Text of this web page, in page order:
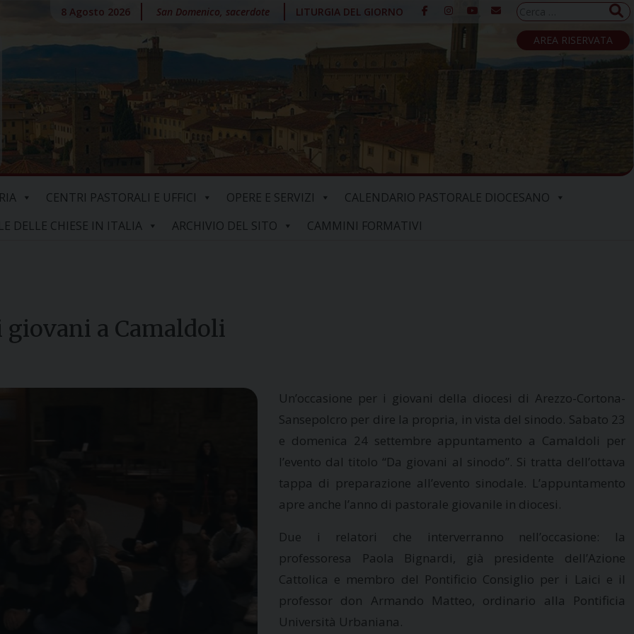
8 Agosto 2026 San Domenico, sacerdote LITURGIA DEL GIORNO
Ricerca
per:
AREA RISERVATA
CENTRI PASTORALI E UFFICI OPERE E SERVIZI
CALENDARIO PASTORALE DIOCESANO
DELLE CHIESE IN ITALIA
ARCHIVIO DEL SITO CAMMINI FORMATIVI
giovani a Camaldoli
Un’occasione per i giovani della diocesi di Arezzo-Cortona-
Sansepolcro per dire la propria, in vista del sinodo. Sabato 23
e domenica 24 settembre appuntamento a Camaldoli per
l’evento dal titolo “Da giovani al sinodo”. Si tratta dell’ottava
tappa di preparazione all’evento sinodale. L’appuntamento
apre anche l’anno di pastorale giovanile in diocesi.
Due i relatori che interverranno nell’occasione: la
professoresa Paola Bignardi, già presidente dell’Azione
Cattolica e membro del Pontificio Consiglio per i Laici e il
professor don Armando Matteo, ordinario alla Pontificia
Università Urbaniana.